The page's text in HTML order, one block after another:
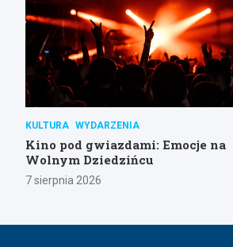
KULTURA WYDARZENIA
Kino pod gwiazdami: Emocje na
Wolnym Dziedzińcu
7 sierpnia 2026